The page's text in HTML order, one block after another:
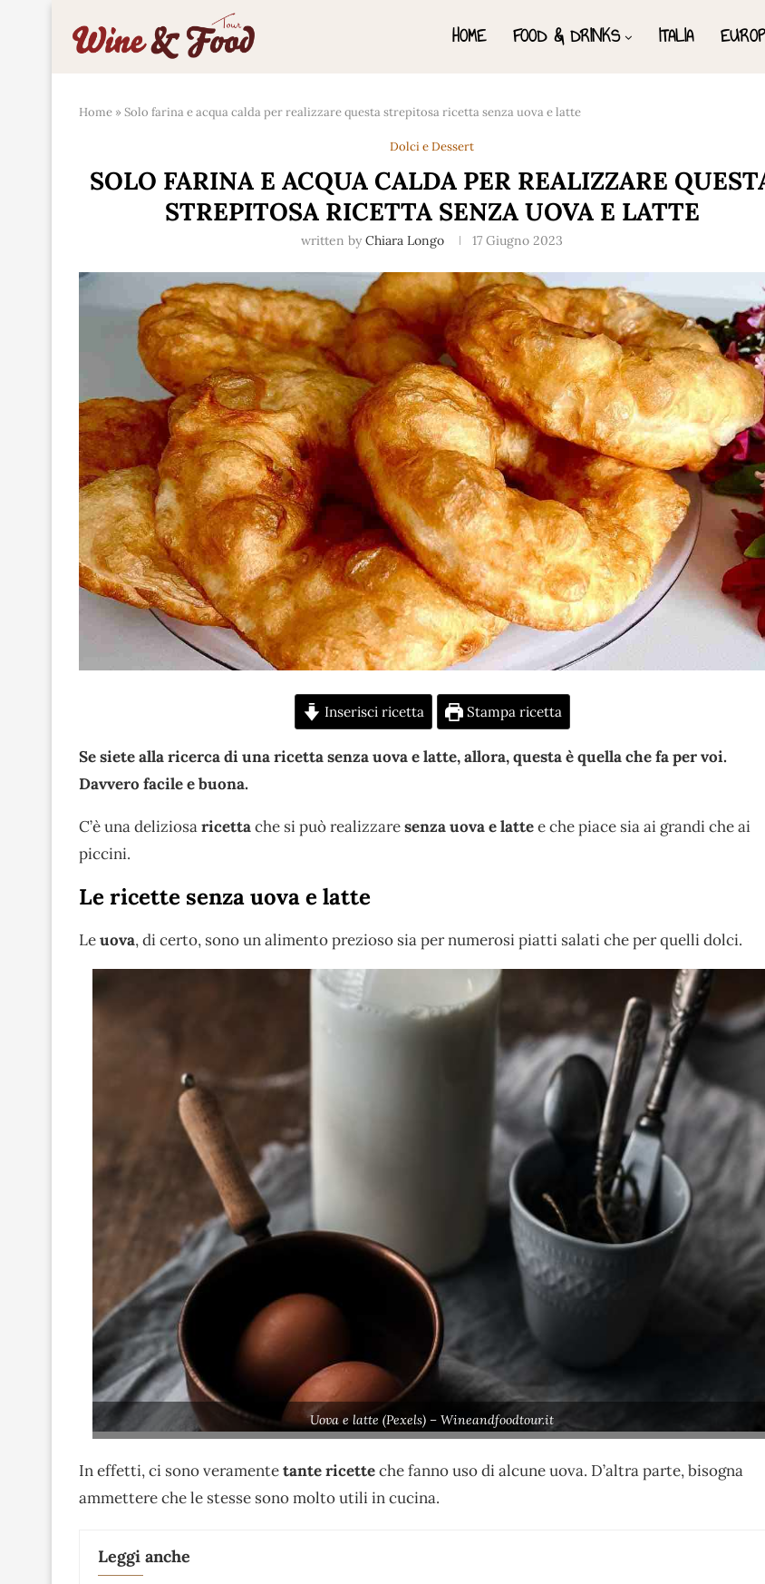
HOME FOOD & DRINKS ITALIA
Home »Solo farina e acqua calda per realizzare questa strepitosa ricetta senza uova e latte
Dolci e Dessert
SOLO FARINA E ACQUA CALDA PER REALIZZARE
STREPITOSA RICETTA SENZA UOVA E LATTE
written byChiara Longo 17 Giugno 2023
Inserisci ricetta Stampa ricetta
Se siete alla ricerca di una ricetta senza uova e latte, allora, questa è quella che fa per voi.
Davvero facile e buona.
C’è una deliziosaricettache si può realizzaresenza uova e lattee che piace sia ai grandi che ai
piccini.
Le ricette senza uova e latte
Leuova, di certo, sono un alimento prezioso sia per numerosi piatti salati che per quelli dolci.
Uova e latte (Pexels) – Wineandfoodtour.it
In effetti, ci sono veramentetante ricetteche fanno uso di alcune uova. D’altra parte, bisogna
ammettere che le stesse sono molto utili in cucina.
Leggi anche